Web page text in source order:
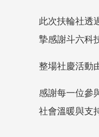
此次扶輪社透
摯感謝斗六科
整場社慶活動
感謝每一位參
社會溫暖與支